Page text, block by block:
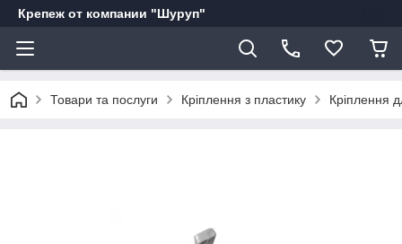
Крепеж от компании "Шуруп"
Товари та послуги Кріплення з пластику Кріплення